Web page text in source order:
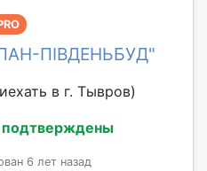
ПІВДЕНЬБУД"
в г. Тывров)
подтверждены
6 лет назад